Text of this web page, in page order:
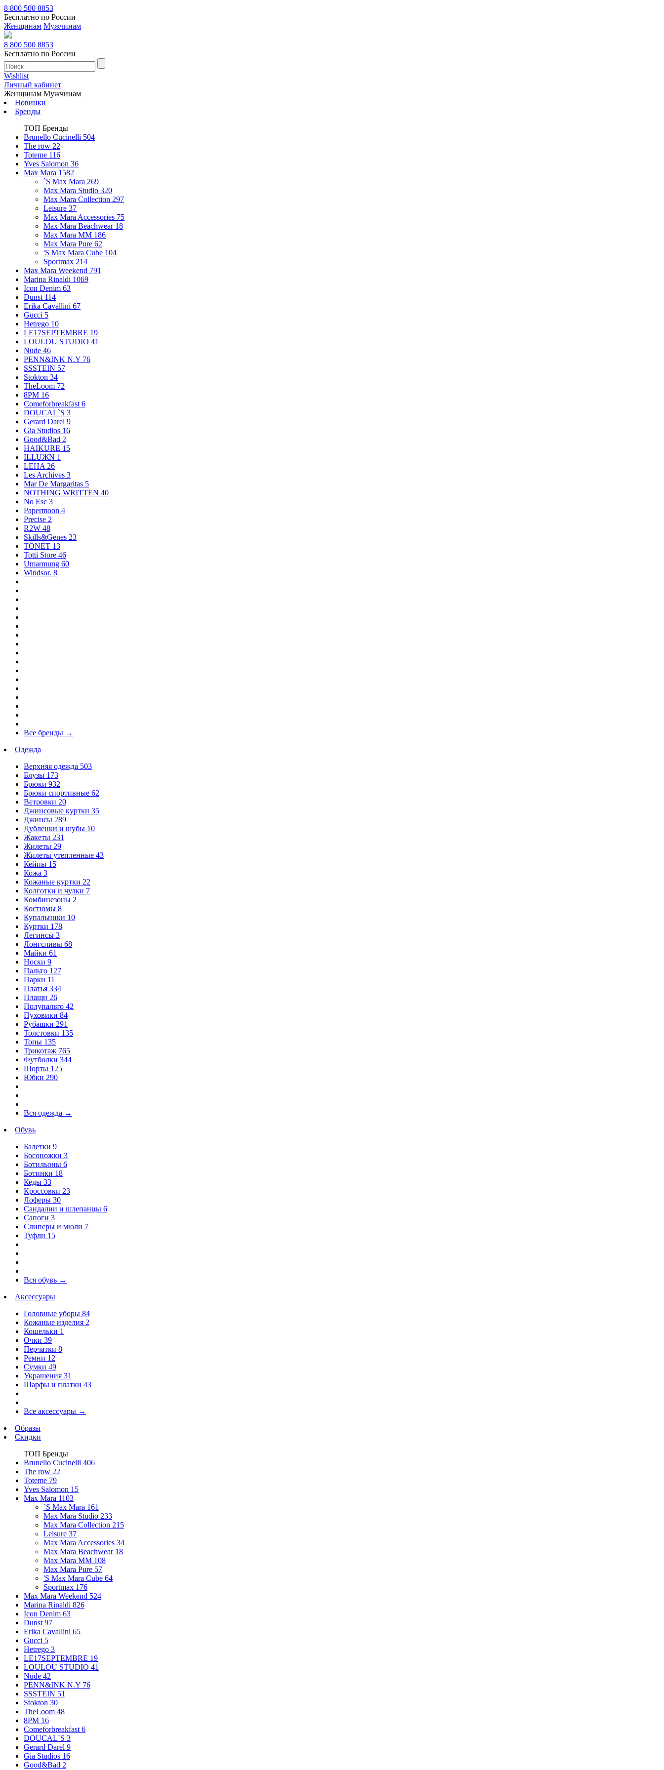
8 800 500 8853
Бесплатно по России
Женщинам Мужчинам
8 800 500 8853
Бесплатно по России
Wishlist
Личный кабинет
Женщинам Мужчинам
Новинки
Бренды
ТОП Бренды
Brunello Cucinelli 504
The row 22
Toteme 116
Yves Salomon 36
Max Mara 1582
`S Max Mara 269
Max Mara Studio 320
Max Mara Collection 297
Leisure 37
Max Mara Accessories 75
Max Mara Beachwear 18
Max Mara MM 186
Max Mara Pure 62
'S Max Mara Cube 104
Sportmax 214
Max Mara Weekend 791
Marina Rinaldi 1069
Icon Denim 63
Dunst 114
Erika Cavallini 67
Gucci 5
Hetrego 10
LE17SEPTEMBRE 19
LOULOU STUDIO 41
Nude 46
PENN&INK N.Y 76
SSSTEIN 57
Stokton 34
TheLoom 72
8PM 16
Comeforbreakfast 6
DOUCAL`S 3
Gerard Darel 9
Gia Studios 16
Good&Bad 2
HAIKURE 15
ILLUЖN 1
LEHA 26
Les Archives 3
Mar De Margaritas 5
NOTHING WRITTEN 40
No Esc 3
Papermoon 4
Precise 2
R2W 48
Skills&Genes 23
TONET 13
Totti Store 46
Umarmung 60
Windsor. 8
Все бренды →
Одежда
Верхняя одежда 503
Блузы 173
Брюки 932
Брюки спортивные 62
Ветровки 20
Джинсовые куртки 35
Джинсы 289
Дубленки и шубы 10
Жакеты 231
Жилеты 29
Жилеты утепленные 43
Кейпы 15
Кожа 3
Кожаные куртки 22
Колготки и чулки 7
Комбинезоны 2
Костюмы 8
Купальники 10
Куртки 178
Легинсы 3
Лонгсливы 68
Майки 61
Носки 9
Пальто 127
Парки 11
Платья 334
Плащи 26
Полупальто 42
Пуховики 84
Рубашки 291
Толстовки 135
Топы 135
Трикотаж 765
Футболки 344
Шорты 125
Юбки 290
Вся одежда →
Обувь
Балетки 9
Босоножки 3
Ботильоны 6
Ботинки 18
Кеды 33
Кроссовки 23
Лоферы 30
Сандалии и шлепанцы 6
Сапоги 3
Слиперы и мюли 7
Туфли 15
Вся обувь →
Аксессуары
Головные уборы 84
Кожаные изделия 2
Кошельки 1
Очки 39
Перчатки 8
Ремни 12
Сумки 49
Украшения 31
Шарфы и платки 43
Все аксессуары →
Образы
Скидки
ТОП Бренды
Brunello Cucinelli 406
The row 22
Toteme 79
Yves Salomon 15
Max Mara 1103
`S Max Mara 161
Max Mara Studio 233
Max Mara Collection 215
Leisure 37
Max Mara Accessories 34
Max Mara Beachwear 18
Max Mara MM 108
Max Mara Pure 57
'S Max Mara Cube 64
Sportmax 176
Max Mara Weekend 524
Marina Rinaldi 826
Icon Denim 63
Dunst 97
Erika Cavallini 65
Gucci 5
Hetrego 3
LE17SEPTEMBRE 19
LOULOU STUDIO 41
Nude 42
PENN&INK N.Y 76
SSSTEIN 51
Stokton 30
TheLoom 48
8PM 16
Comeforbreakfast 6
DOUCAL`S 3
Gerard Darel 9
Gia Studios 16
Good&Bad 2